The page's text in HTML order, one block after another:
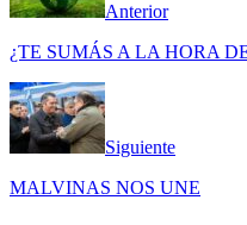
Anterior
¿TE SUMÁS A LA HORA
Siguiente
MALVINAS NOS UNE